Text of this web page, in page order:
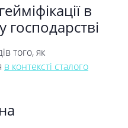
в
господарстві
того, як
в контексті сталого